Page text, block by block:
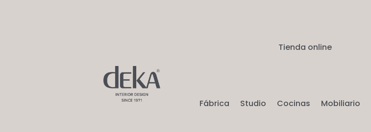
Tienda online
Fábrica Studio Cocinas Mobiliario